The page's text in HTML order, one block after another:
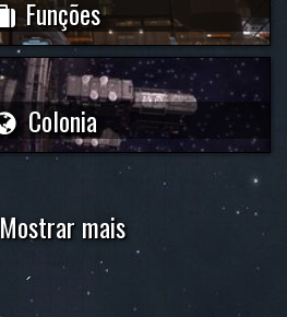
Funções
Colonia
Mostrar mais